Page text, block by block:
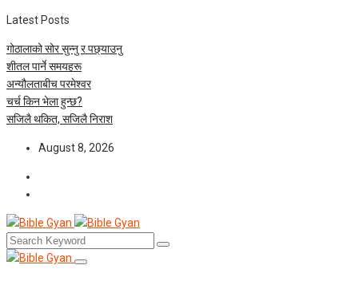
Latest Posts
गोठालाको सोर सुन्नु र पछ्याउनु
शीतल पार्ने समयहरू
अन्यौलताबीच परमेश्‍वर
चर्च किन भेला हुन्छ?
सजिलै थकित, सजिलै निराश
August 8, 2026